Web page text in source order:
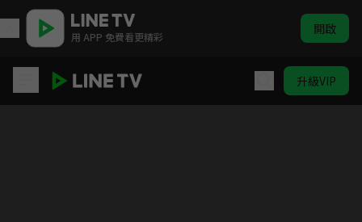
用 APP 免費看更精彩 開啟
升級VIP